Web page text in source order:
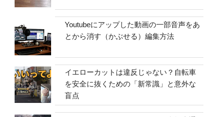
Youtubeにアップした動画の一部音声をあ
とから消す（かぶせる）編集方法
イエローカットは違反じゃない？自転車
を安全に抜くための「新常識」と意外な
盲点